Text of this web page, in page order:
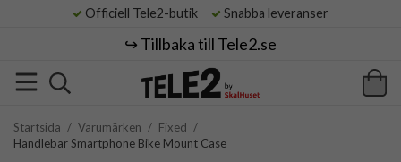
Officiell Tele2-butik Snabba leveranser
↪️ Tillbaka till Tele2.se
Startsida / Varumärken / Fixed /
Handlebar Smartphone Bike Mount Case